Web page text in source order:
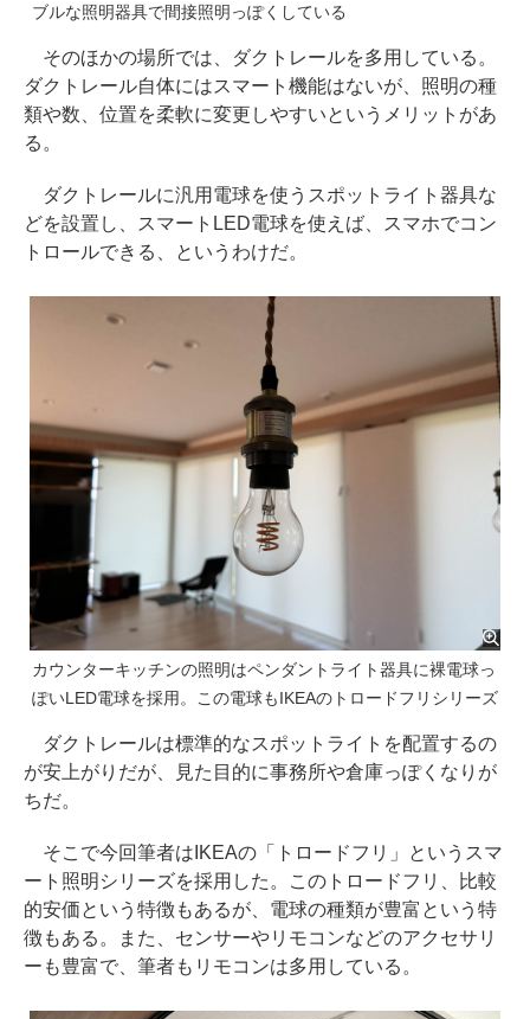
ブルな照明器具で間接照明っぽくしている
そのほかの場所では、ダクトレールを多用している。
ダクトレール自体にはスマート機能はないが、照明の種
類や数、位置を柔軟に変更しやすいというメリットがあ
る。
ダクトレールに汎用電球を使うスポットライト器具な
どを設置し、スマートLED電球を使えば、スマホでコン
トロールできる、というわけだ。
カウンターキッチンの照明はペンダントライト器具に裸電球っ
ぽいLED電球を採用。この電球もIKEAのトロードフリシリーズ
ダクトレールは標準的なスポットライトを配置するの
が安上がりだが、見た目的に事務所や倉庫っぽくなりが
ちだ。
そこで今回筆者はIKEAの「トロードフリ」というスマ
ート照明シリーズを採用した。このトロードフリ、比較
的安価という特徴もあるが、電球の種類が豊富という特
徴もある。また、センサーやリモコンなどのアクセサリ
ーも豊富で、筆者もリモコンは多用している。